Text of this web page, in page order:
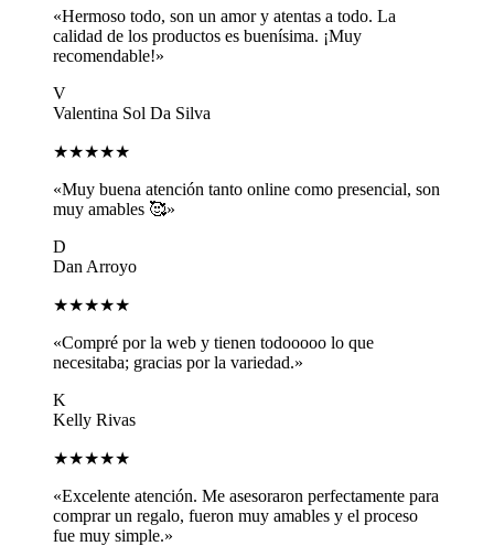
«Hermoso todo, son un amor y atentas a todo. La
calidad de los productos es buenísima. ¡Muy
recomendable!»
V
Valentina Sol Da Silva
★★★★★
«Muy buena atención tanto online como presencial, son
muy amables 🥰»
D
Dan Arroyo
★★★★★
«Compré por la web y tienen todooooo lo que
necesitaba; gracias por la variedad.»
K
Kelly Rivas
★★★★★
«Excelente atención. Me asesoraron perfectamente para
comprar un regalo, fueron muy amables y el proceso
fue muy simple.»